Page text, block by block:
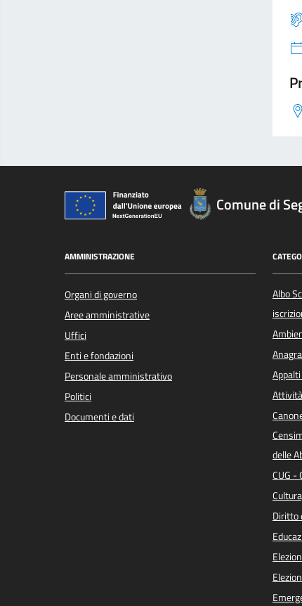
Comune di
AMMINISTRAZIONE
Organi di governo
Aree amministrative
Uffici
Enti e fondazioni
Personale amministrativo
Politici
Documenti e dati
Albo
delle
CUG -
Diritto